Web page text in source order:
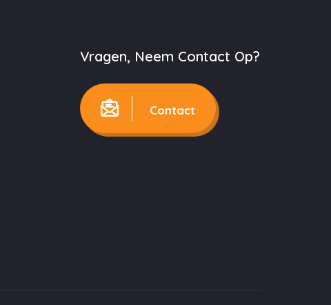
Vragen, Neem Contact Op?
Contact